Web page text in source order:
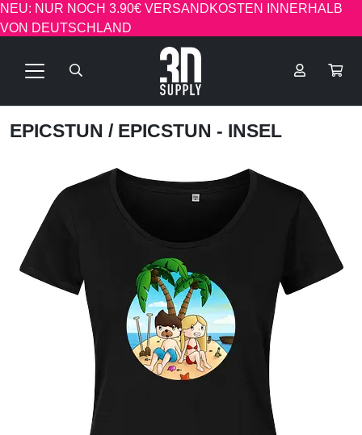
NEU: NUR NOCH 3.90€ VERSANDKOSTEN INNERHALB
VON DEUTSCHLAND
EPICSTUN / EPICSTUN - INSEL